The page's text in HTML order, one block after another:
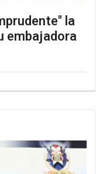
la
embajadora